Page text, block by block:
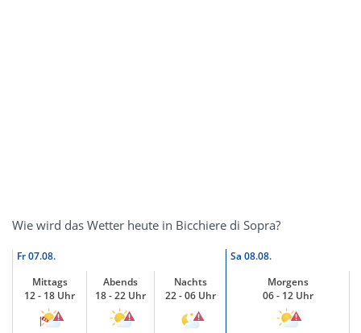
Wie wird das Wetter heute in Bicchiere di Sopra?
Fr07.08. Sa 08.08.
Mittags
12 - 18 Uhr
Abends
18 - 22 Uhr
Nachts
22 - 06 Uhr
Morgens
06 - 12 Uhr